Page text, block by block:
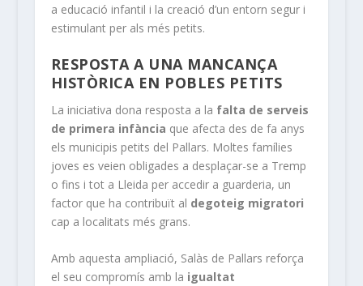
a educació infantil i la creació d’un entorn segur i
estimulant per als més petits.
RESPOSTA A UNA MANCANÇA
HISTÒRICA EN POBLES PETITS
La iniciativa dona resposta a la falta de serveis
de primera infància que afecta des de fa anys
els municipis petits del Pallars. Moltes famílies
joves es veien obligades a desplaçar-se a Tremp
o fins i tot a Lleida per accedir a guarderia, un
factor que ha contribuït al degoteig migratori
cap a localitats més grans.
Amb aquesta ampliació, Salàs de Pallars reforça
el seu compromís amb la igualtat